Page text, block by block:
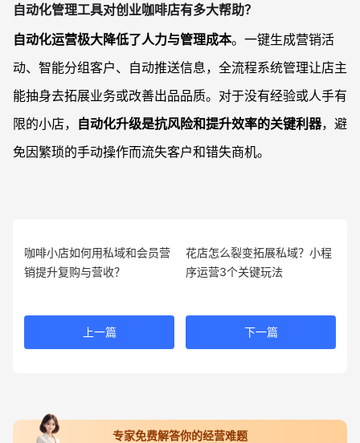
自动化管理工具对创业咖啡店有多大帮助？
自动化运营极大降低了人力与管理成本。一键生成营销活
动、智能分组客户、自动推送信息，全流程系统管理让店主
能抽身去拓展业务或改善出品品质。对于没有经验或人手有
限的小店， 自动化升级是抗风险和提升效率的关键利器，避
免因繁琐的手动操作而流失客户和错失商机。
咖啡小店如何用私域和会员营
销提升复购与营收？
上一篇
花店怎么裂变拓展私域？小程
序运营3个关键玩法
下一篇
专家免费解答你的经营难题